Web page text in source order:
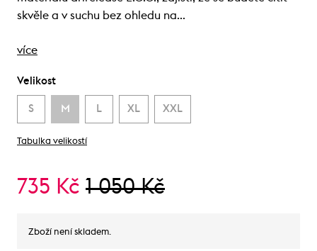
skvěle a v suchu bez ohledu na…
více
Velikost
S M L XL XXL
Tabulka velikostí
735 Kč 1 050 Kč
Zboží není skladem.